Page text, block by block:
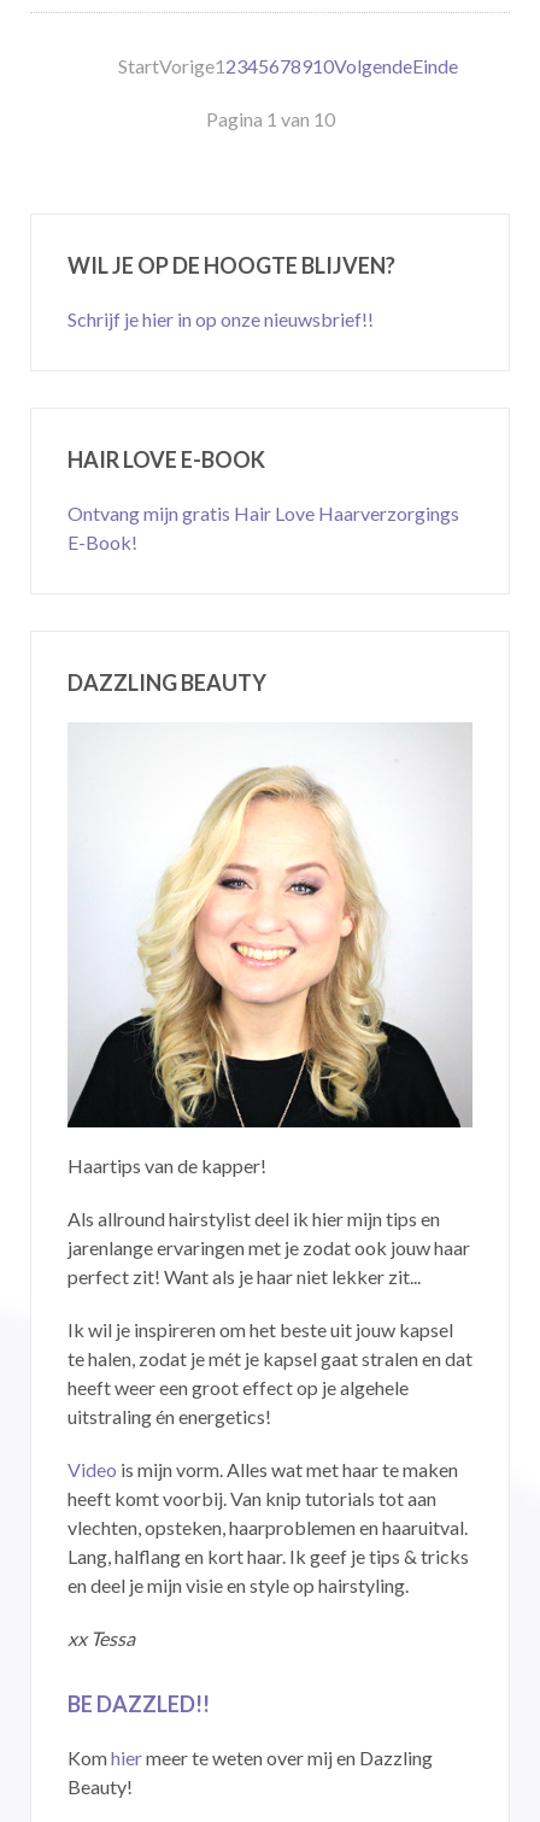
StartVorige1 2345678910VolgendeEinde
Pagina 1 van 10
WIL JE OP DE HOOGTE BLIJVEN?
Schrijf je hier in op onze nieuwsbrief!!
HAIR LOVE E-BOOK
Ontvang mijn gratis Hair Love Haarverzorgings
E-Book!
DAZZLING BEAUTY
Haartips van de kapper!
Als allround hairstylist deel ik hier mijn tips en
jarenlange ervaringen met je zodat ook jouw haar
perfect zit! Want als je haar niet lekker zit...
Ik wil je inspireren om het beste uit jouw kapsel
te halen, zodat je mét je kapsel gaat stralen en dat
heeft weer een groot effect op je algehele
uitstraling én energetics!
Video is mijn vorm. Alles wat met haar te maken
heeft komt voorbij. Van knip tutorials tot aan
vlechten, opsteken, haarproblemen en haaruitval.
Lang, halflang en kort haar. Ik geef je tips & tricks
en deel je mijn visie en style op hairstyling.
xx Tessa
BE DAZZLED!!
Komhiermeer te weten over mij en Dazzling
Beauty!